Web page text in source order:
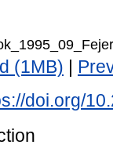
(1MB)
doi.org/